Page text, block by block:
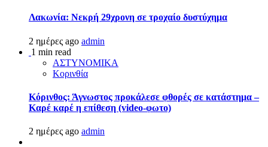
Λακωνία: Νεκρή 29χρονη σε τροχαίο δυστύχημα
2 ημέρες ago admin
1 min read
ΑΣΤΥΝΟΜΙΚΑ
Κορινθία
Κόρινθος: Άγνωστος προκάλεσε φθορές σε κατάστημα –
Καρέ καρέ η επίθεση (video-φωτο)
2 ημέρες ago admin